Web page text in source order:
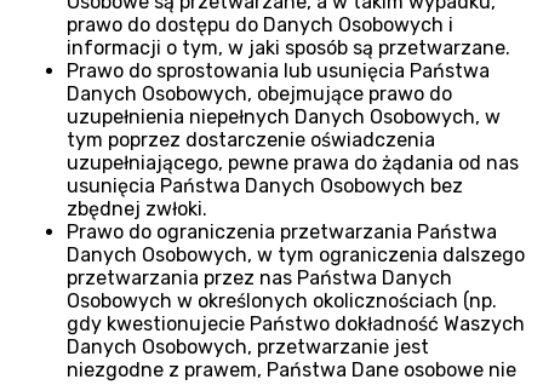
prawo do dostępu do Danych Osobowych i
informacji o tym, w jaki sposób są przetwarzane.
Prawo do sprostowania lub usunięcia Państwa
Danych Osobowych, obejmujące prawo do
uzupełnienia niepełnych Danych Osobowych, w
tym poprzez dostarczenie oświadczenia
uzupełniającego, pewne prawa do żądania od nas
usunięcia Państwa Danych Osobowych bez
zbędnej zwłoki.
Prawo do ograniczenia przetwarzania Państwa
Danych Osobowych, w tym ograniczenia dalszego
przetwarzania przez nas Państwa Danych
Osobowych w określonych okolicznościach (np.
gdy kwestionujecie Państwo dokładność Waszych
Danych Osobowych, przetwarzanie jest
niezgodne z prawem, Państwa Dane osobowe nie